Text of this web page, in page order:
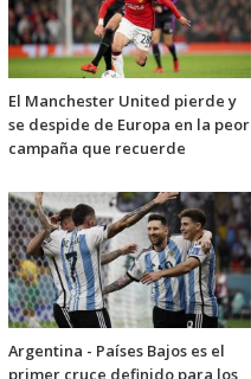
El Manchester United pierde y
se despide de Europa en la peor
campaña que recuerde
Argentina - Países Bajos es el
primer cruce definido para los